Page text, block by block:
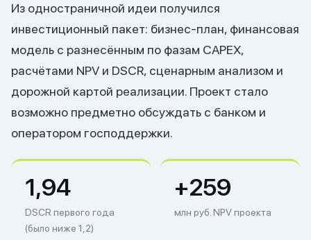
Из одностраничной идеи получился
инвестиционный пакет: бизнес-план, финансовая
модель с разнесённым по фазам CAPEX,
расчётами NPV и DSCR, сценарным анализом и
дорожной картой реализации. Проект стало
возможно предметно обсуждать с банком и
оператором господдержки.
1,94
DSCR первого года
(было ниже 1,2)
+259
млн руб. NPV проекта